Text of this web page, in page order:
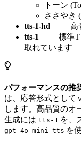
トーン
ささやき
tts-1-hd —— 高
tts-1 —— 標準
取れています
パフォーマンスの推
は、応答形式として
します。高品質のオ
生成には tts-1 を、
gpt-4o-mini-tts を